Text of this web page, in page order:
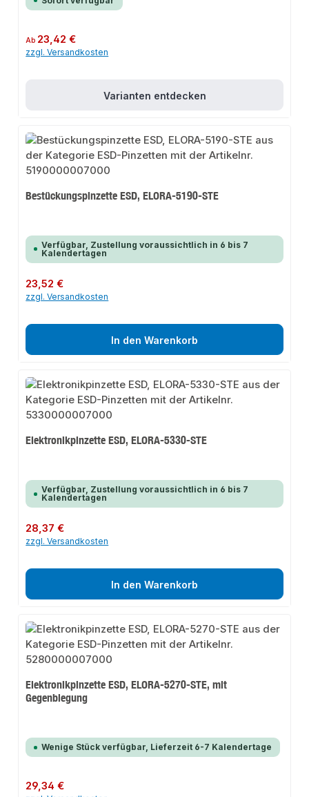
Regulärer Preis:
Ab 23,42 €
zzgl. Versandkosten
Varianten entdecken
Bestückungspinzette ESD, ELORA-5190-STE
Verfügbar, Zustellung voraussichtlich in 6 bis 7
Kalendertagen
Regulärer Preis:
23,52 €
zzgl. Versandkosten
In den Warenkorb
Elektronikpinzette ESD, ELORA-5330-STE
Verfügbar, Zustellung voraussichtlich in 6 bis 7
Kalendertagen
Regulärer Preis:
28,37 €
zzgl. Versandkosten
In den Warenkorb
Elektronikpinzette ESD, ELORA-5270-STE, mit
Gegenbiegung
Wenige Stück verfügbar, Lieferzeit 6-7 Kalendertage
Regulärer Preis:
29,34 €